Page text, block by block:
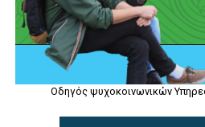
Οδηγός ψυχοκοινωνικών